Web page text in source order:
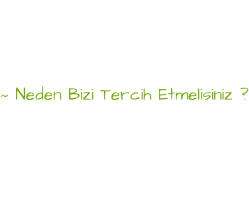
~ Neden Bizi Tercih Etmelisiniz ?